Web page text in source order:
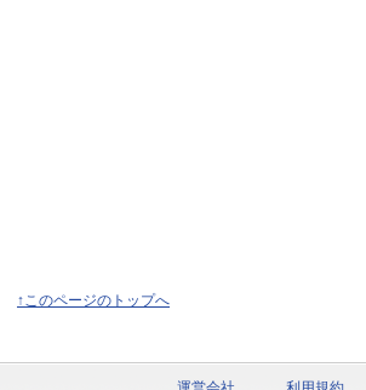
↑このページのトップへ